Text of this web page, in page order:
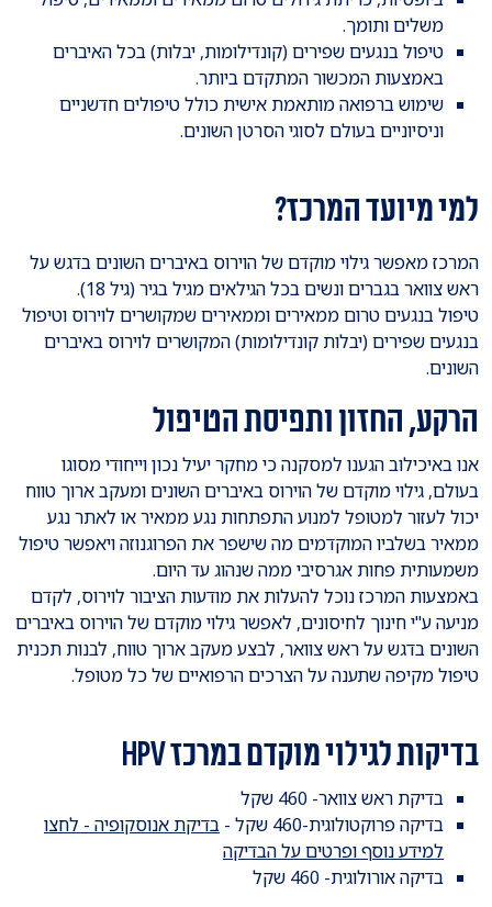
משלים ותומך.
טיפול בנגעים שפירים (קונדילומות, יבלות) בכל האיברים
באמצעות המכשור המתקדם ביותר.
שימוש ברפואה מותאמת אישית כולל טיפולים חדשניים
וניסיוניים בעולם לסוגי הסרטן השונים.
למי מיועד המרכז?
המרכז מאפשר גילוי מוקדם של הוירוס באיברים השונים בדגש על
ראש צוואר בגברים ונשים בכל הגילאים מגיל בגיר (גיל 18).
טיפול בנגעים טרום ממאירים וממאירים שמקושרים לוירוס וטיפול
בנגעים שפירים (יבלות קונדילומות) המקושרים לוירוס באיברים
השונים.
הרקע, החזון ותפיסת הטיפול
אנו באיכילוב הגענו למסקנה כי מחקר יעיל נכון וייחודי מסוגו
בעולם, גילוי מוקדם של הוירוס באיברים השונים ומעקב ארוך טווח
יכול לעזור למטופל למנוע התפתחות נגע ממאיר או לאתר נגע
ממאיר בשלביו המוקדמים מה שישפר את הפרוגנוזה ויאפשר טיפול
משמעותית פחות אגרסיבי ממה שנהוג עד היום.
באמצעות המרכז נוכל להעלות את מודעות הציבור לוירוס, לקדם
מניעה ע"י חינוך לחיסונים, לאפשר גילוי מוקדם של הוירוס באיברים
השונים בדגש על ראש צוואר, לבצע מעקב ארוך טווח, לבנות תכנית
טיפול מקיפה שתענה על הצרכים הרפואיים של כל מטופל.
בדיקות לגילוי מוקדם במרכז HPV
בדיקת ראש צוואר- 460 שקל
בדיקה פרוקטולוגית-460 שקל -
בדיקת אנוסקופיה - לחצו
למידע נוסף ופרטים על הבדיקה
בדיקה אורולוגית- 460 שקל